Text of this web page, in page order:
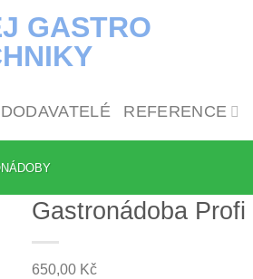
DODAVATELÉ REFERENCE
Gastronádoba
650,00 Kč